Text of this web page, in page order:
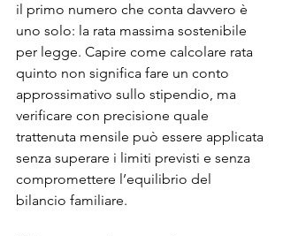
il primo numero che conta davvero è
uno solo: la rata massima sostenibile
per legge. Capire come calcolare rata
quinto non significa fare un conto
approssimativo sullo stipendio, ma
verificare con precisione quale
trattenuta mensile può essere applicata
senza superare i limiti previsti e senza
compromettere l’equilibrio del
bilancio familiare.